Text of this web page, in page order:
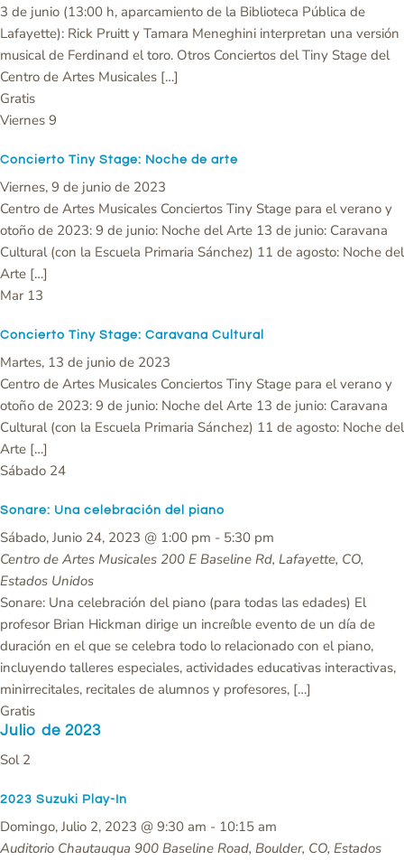
3 de junio (13:00 h, aparcamiento de la Biblioteca Pública de
Lafayette): Rick Pruitt y Tamara Meneghini interpretan una versión
musical de Ferdinand el toro. Otros Conciertos del Tiny Stage del
Centro de Artes Musicales […]
Gratis
Viernes 9
Concierto Tiny Stage: Noche de arte
Viernes, 9 de junio de 2023
Centro de Artes Musicales Conciertos Tiny Stage para el verano y
otoño de 2023: 9 de junio: Noche del Arte 13 de junio: Caravana
Cultural (con la Escuela Primaria Sánchez) 11 de agosto: Noche del
Arte […]
Mar 13
Concierto Tiny Stage: Caravana Cultural
Martes, 13 de junio de 2023
Centro de Artes Musicales Conciertos Tiny Stage para el verano y
otoño de 2023: 9 de junio: Noche del Arte 13 de junio: Caravana
Cultural (con la Escuela Primaria Sánchez) 11 de agosto: Noche del
Arte […]
Sábado 24
Sonare: Una celebración del piano
Sábado, Junio 24, 2023 @ 1:00 pm - 5:30 pm
Centro de Artes Musicales 200 E Baseline Rd, Lafayette, CO,
Estados Unidos
Sonare: Una celebración del piano (para todas las edades) El
profesor Brian Hickman dirige un increíble evento de un día de
duración en el que se celebra todo lo relacionado con el piano,
incluyendo talleres especiales, actividades educativas interactivas,
minirrecitales, recitales de alumnos y profesores, […]
Gratis
Julio de 2023
Sol 2
2023 Suzuki Play-In
Domingo, Julio 2, 2023 @ 9:30 am - 10:15 am
Auditorio Chautauqua 900 Baseline Road, Boulder, CO, Estados